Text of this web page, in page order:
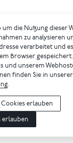
die Nutzung dieser
zu analysieren
verarbeitet und
Browser
und unserem
finden Sie in unserer
.
erlauben
erlauben